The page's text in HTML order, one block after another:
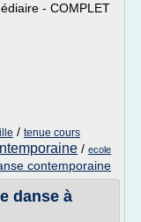
- COMPLET
/ tenue cours
/ ecole
contemporaine
danse à